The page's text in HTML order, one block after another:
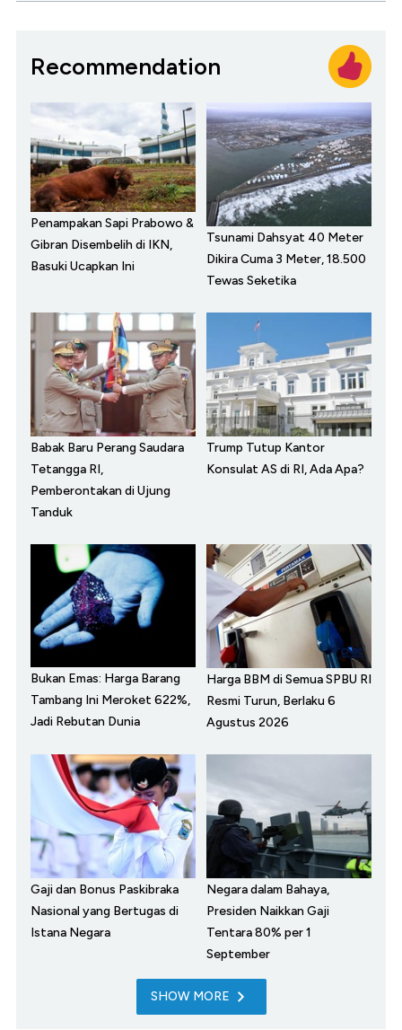
Recommendation
Penampakan Sapi Prabowo &
Gibran Disembelih di IKN,
Basuki Ucapkan Ini
Tsunami Dahsyat 40 Meter
Dikira Cuma 3 Meter, 18.500
Tewas Seketika
Babak Baru Perang Saudara
Tetangga RI,
Pemberontakan di Ujung
Tanduk
Trump Tutup Kantor
Konsulat AS di RI, Ada Apa?
Bukan Emas: Harga Barang
Tambang Ini Meroket 622%,
Jadi Rebutan Dunia
Harga BBM di Semua SPBU RI
Resmi Turun, Berlaku 6
Agustus 2026
Gaji dan Bonus Paskibraka
Nasional yang Bertugas di
Istana Negara
Negara dalam Bahaya,
Presiden Naikkan Gaji
Tentara 80% per 1
September
SHOW MORE